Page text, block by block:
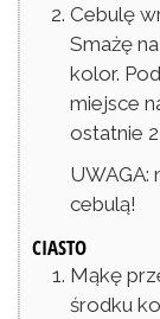
Cebulę
Smażę
kolor.
miejsce
ostatnie
UWAGA:
cebulą!
CIASTO
Mąkę
środku